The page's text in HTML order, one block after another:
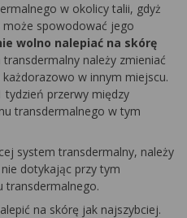
w okolicy talii, gdyż
może spowodować jego
wolno nalepiać na skórę
transdermalny należy zmieniać
w innym miejscu.
tydzień przerwy między
transdermalnego w tym
system transdermalny, należy
dotykając przy tym
transdermalnego.
na skórę jak najszybciej.